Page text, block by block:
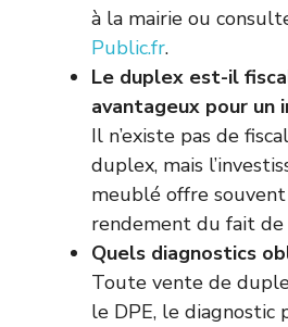
à la mairie ou
Public.fr.
Le duplex est-il
avantageux pour un
Il n’existe pas de
duplex, mais
meublé offre
rendement du fait de
Quels diagnostics
Toute vente de
le DPE, le diagnostic